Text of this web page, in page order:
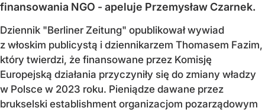
finansowania NGO - apeluje Przemysław Czarnek.
Dziennik "Berliner Zeitung" opublikował wywiad
z włoskim publicystą i dziennikarzem Thomasem Fazim,
który twierdzi, że finansowane przez Komisję
Europejską działania przyczyniły się do zmiany władzy
w Polsce w 2023 roku. Pieniądze dawane przez
brukselski establishment organizacjom pozarządowym